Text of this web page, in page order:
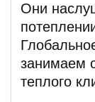
Они
занимаем
теплого